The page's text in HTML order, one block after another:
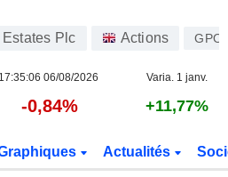
Plc Actions
17:35:06 06/08/2026 Varia. 1 janv.
-0,84% +11,77%
Actualités